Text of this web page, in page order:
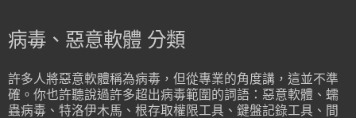
病毒、惡意軟體 分類
許多人將惡意軟體稱為病毒，但從專業的角度講，這並不準
確。你也許聽說過許多超出病毒範圍的詞語：惡意軟體、蠕
蟲病毒、特洛伊木馬、根存取權限工具、鍵盤記錄工具、間